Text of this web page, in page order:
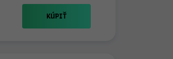
KÚPIŤ